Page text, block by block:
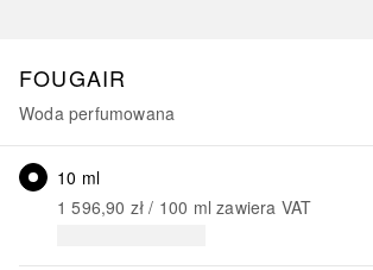
FOUGAIR
Woda perfumowana
10 ml
1 596,90 zł / 100 ml zawiera VAT